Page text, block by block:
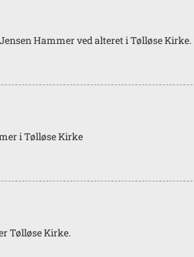
Hammer ved alteret i Tølløse Kirke.
i Tølløse Kirke
Tølløse Kirke.